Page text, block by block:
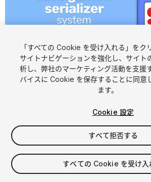
1/8
$59
「すべての Cookie を受け入れる」をク
サイトナビゲーションを強化し、サイト
析し、弊社のマーケティング活動を支援
バイスに Cookie を保存することに同意
ます。
Cookie 設定
すべて拒否する
すべての Cookie を受け入